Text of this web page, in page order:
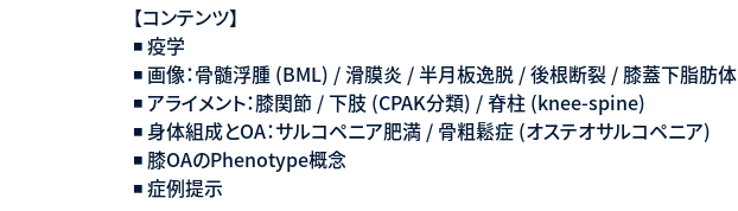
【コンテンツ】
◾️ 疫学
◾️ 画像：骨髄浮腫 (BML) / 滑膜炎 / 半月板逸脱 / 後根断裂 / 膝蓋下脂肪体
◾️ アライメント：膝関節 / 下肢 (CPAK分類) / 脊柱 (knee-spine)
◾️ 身体組成とOA：サルコペニア肥満 / 骨粗鬆症 (オステオサルコペニア)
◾️ 膝OAのPhenotype概念
◾️ 症例提示